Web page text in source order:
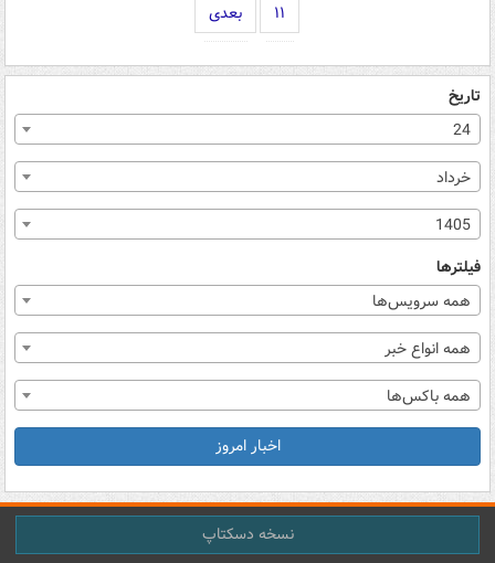
۱۱ بعدی
تاریخ
24
خرداد
1405
فیلترها
همه سرویس‌ها
همه انواع خبر
همه باکس‌ها
اخبار امروز
نسخه دسکتاپ